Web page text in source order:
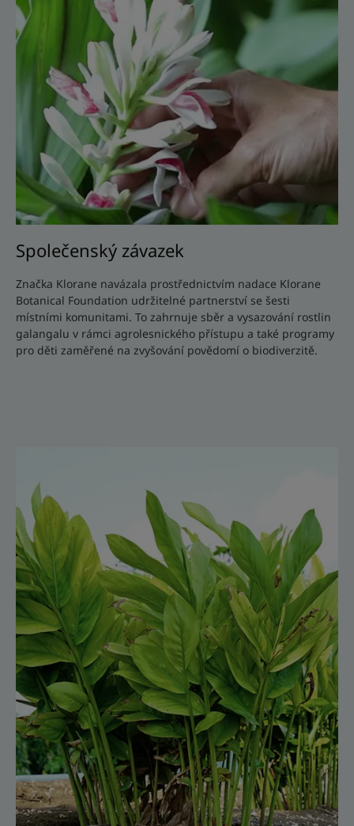
Společenský závazek
Značka Klorane navázala prostřednictvím nadace Klorane
Botanical Foundation udržitelné partnerství se šesti
místními komunitami. To zahrnuje sběr a vysazování rostlin
galangalu v rámci agrolesnického přístupu a také programy
pro děti zaměřené na zvyšování povědomí o biodiverzitě.